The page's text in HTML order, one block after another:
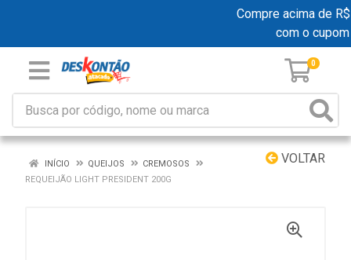
Compre acima de
com o cupom
0
VOLTAR
INÍCIO QUEIJOS
CREMOSOS
REQUEIJÃO LIGHT PRESIDENT 200G